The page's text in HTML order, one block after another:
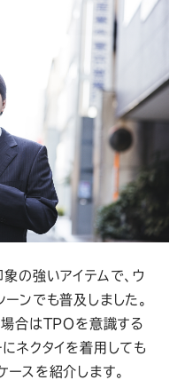
の強いアイテムで、ウ
ンでも普及しました。
場合はTPOを意識する
ネクタイを着用しても
スを紹介します。